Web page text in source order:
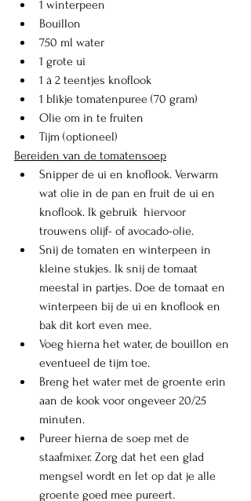
1 winterpeen
Bouillon
750 ml water
1 grote ui
1 à 2 teentjes knoflook
1 blikje tomatenpuree (70 gram)
Olie om in te fruiten
Tijm (optioneel)
Bereiden van de tomatensoep
Snipper de ui en knoflook. Verwarm
wat olie in de pan en fruit de ui en
knoflook. Ik gebruik  hiervoor
trouwens olijf- of avocado-olie.
Snij de tomaten en winterpeen in
kleine stukjes. Ik snij de tomaat
meestal in partjes. Doe de tomaat en
winterpeen bij de ui en knoflook en
bak dit kort even mee.
Voeg hierna het water, de bouillon en
eventueel de tijm toe.
Breng het water met de groente erin
aan de kook voor ongeveer 20/25
minuten.
Pureer hierna de soep met de
staafmixer. Zorg dat het een glad
mengsel wordt en let op dat je alle
groente goed mee pureert.